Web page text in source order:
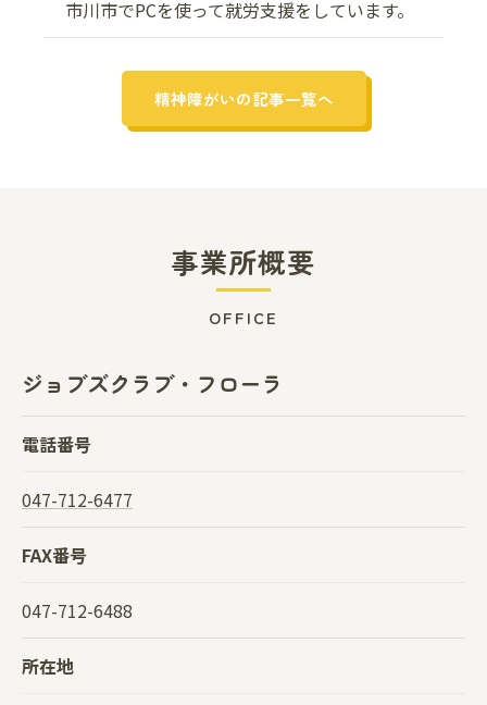
市川市でPCを使って就労支援をしています。
精神障がいの記事一覧へ
事業所概要
OFFICE
ジョブズクラブ・フローラ
電話番号
047-712-6477
FAX番号
047-712-6488
所在地